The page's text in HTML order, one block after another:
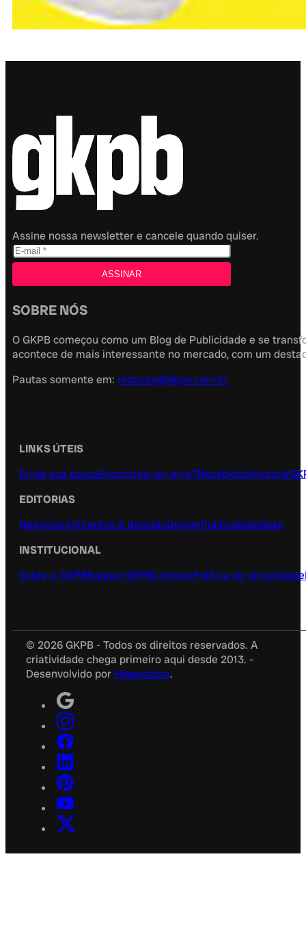
Assine nossa newsletter e cancele quando quiser.
SOBRE NÓS
O GKPB começou como um Blog de Publicidade e se
acontece de mais interessante no mercado, com um
Pautas somente em: redacao@gkpb.com.br
LINKS ÚTEIS
Envie sua pautaEncontrou um erro?RecebidosAnuncie
EDITORIAS
NegóciosAlimentos & BebidasDesignPublicidadeGeek
INSTITUCIONAL
Sobre o GKPBEquipe GKPBContatoPolítica de privacidade
© 2026 GKPB - Todos os direitos reservados. A
criatividade chega primeiro aqui desde 2013. -
Desenvolvido por Hiperstorm.